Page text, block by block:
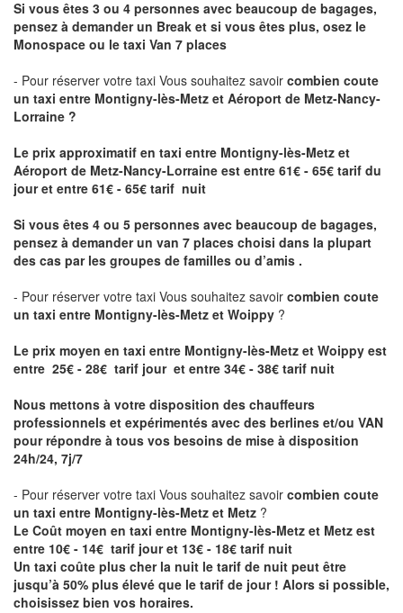
Si vous êtes 3 ou 4 personnes avec beaucoup de bagages,
pensez à demander un Break et si vous êtes plus, osez le
Monospace ou le taxi Van 7 places
- Pour réserver votre taxi Vous souhaitez savoir combien coute
un taxi entre Montigny-lès-Metz et Aéroport de Metz-Nancy-
Lorraine ?
Le prix approximatif en taxi entre Montigny-lès-Metz et
Aéroport de Metz-Nancy-Lorraine est entre 61€ - 65€ tarif du
jour et entre 61€ - 65€ tarif nuit
Si vous êtes 4 ou 5 personnes avec beaucoup de bagages,
pensez à demander un van 7 places choisi dans la plupart
des cas par les groupes de familles ou d’amis .
- Pour réserver votre taxi Vous souhaitez savoir combien coute
un taxi entre Montigny-lès-Metz et Woippy ?
Le prix moyen en taxi entre Montigny-lès-Metz et Woippy est
entre 25€ - 28€ tarif jour et entre 34€ - 38€ tarif nuit
Nous mettons à votre disposition des chauffeurs
professionnels et expérimentés avec des berlines et/ou VAN
pour répondre à tous vos besoins de mise à disposition
24h/24, 7j/7
- Pour réserver votre taxi Vous souhaitez savoir combien coute
un taxi entre Montigny-lès-Metz et Metz ?
Le Coût moyen en taxi entre Montigny-lès-Metz et Metz est
entre 10€ - 14€ tarif jour et 13€ - 18€ tarif nuit
Un taxi coûte plus cher la nuit le tarif de nuit peut être
jusqu’à 50% plus élevé que le tarif de jour ! Alors si possible,
choisissez bien vos horaires.